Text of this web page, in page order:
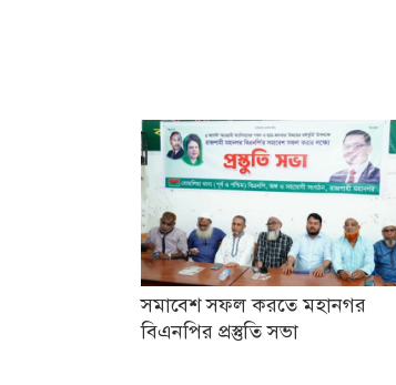
সমাবেশ সফল করতে মহানগর
বিএনপির প্রস্তুতি সভা